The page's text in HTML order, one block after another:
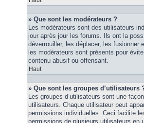
» Que sont les modérateurs ?
Les modérateurs sont des utilisateurs
jour après jour les forums. Ils ont la
déverrouiller, les déplacer, les fusionner
les modérateurs sont présents pour
contenu abusif ou offensant.
Haut
» Que sont les groupes d’utilisateurs
Les groupes d’utilisateurs sont une
utilisateurs. Chaque utilisateur peut
permissions individuelles. Ceci facilite
permissions de plusieurs utilisateurs en